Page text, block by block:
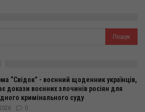
“Свідок” - воєнний щоденник українців,
докази воєнних злочинів росіян для
кримінального суду
0